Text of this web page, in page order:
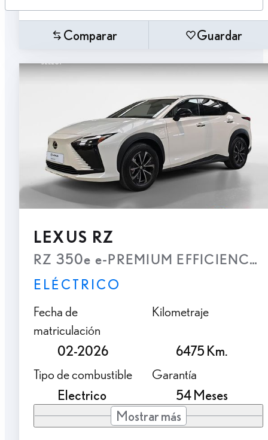
Comparar Guardar
LEXUS RZ
RZ 350e e-PREMIUM EFFICIENCY
ELÉCTRICO
Fecha de
matriculación
02-2026
Kilometraje
6475 Km.
Tipo de combustible
Electrico
Garantía
54 Meses
Mostrar más